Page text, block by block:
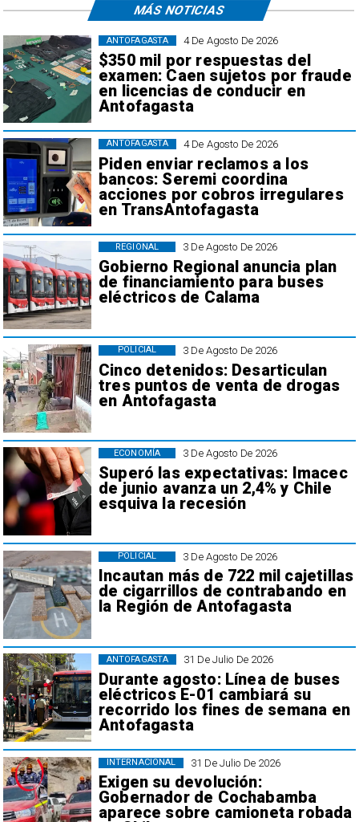
4 De Agosto De 2026
$350 mil por respuestas del
examen: Caen sujetos por fraude
en licencias de conducir en
Antofagasta
ANTOFAGASTA
4 De Agosto De 2026
Piden enviar reclamos a los
bancos: Seremi coordina
acciones por cobros irregulares
en TransAntofagasta
ANTOFAGASTA
3 De Agosto De 2026
Gobierno Regional anuncia plan
de financiamiento para buses
eléctricos de Calama
REGIONAL
3 De Agosto De 2026
Cinco detenidos: Desarticulan
tres puntos de venta de drogas
en Antofagasta
POLICIAL
3 De Agosto De 2026
Superó las expectativas: Imacec
de junio avanza un 2,4% y Chile
esquiva la recesión
ECONOMÍA
3 De Agosto De 2026
Incautan más de 722 mil cajetillas
de cigarrillos de contrabando en
la Región de Antofagasta
POLICIAL
31 De Julio De 2026
Durante agosto: Línea de buses
eléctricos E-01 cambiará su
recorrido los fines de semana en
Antofagasta
ANTOFAGASTA
31 De Julio De 2026
Exigen su devolución:
Gobernador de Cochabamba
aparece sobre camioneta robada
INTERNACIONAL
MÁS NOTICIAS